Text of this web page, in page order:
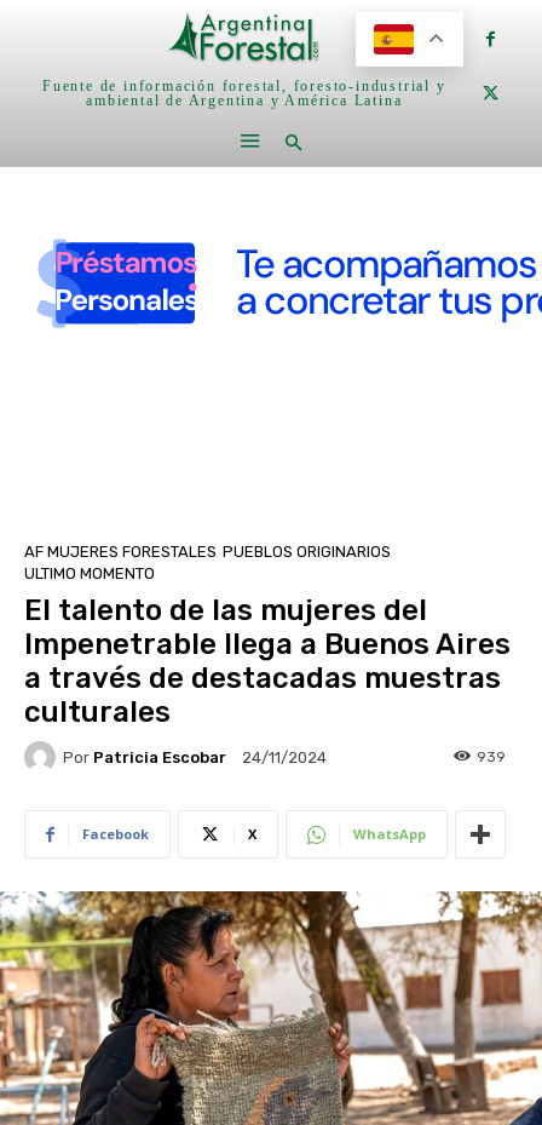
Fuente de información forestal, foresto-industrial y
ambiental de Argentina y América Latina
AF MUJERES FORESTALES PUEBLOS ORIGINARIOS
ULTIMO MOMENTO
El talento de las mujeres del
Impenetrable llega a Buenos Aires
a través de destacadas muestras
culturales
Por Patricia Escobar 24/11/2024 939
Facebook X WhatsApp